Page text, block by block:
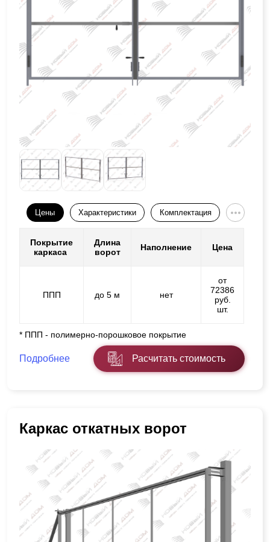
Цены Характеристики Комплектация
Покрытие
каркаса
Длина
ворот
Наполнение Цена
ППП до 5 м нет
от
72386
руб.
шт.
* ППП - полимерно-порошковое покрытие
Подробнее Расчитать стоимость
Каркас откатных ворот